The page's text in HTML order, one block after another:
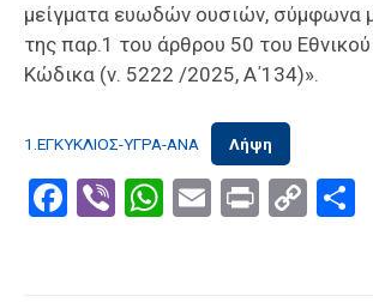
μείγματα ευωδών ουσιών, σύμφωνα
της παρ.1 του άρθρου 50 του
Κώδικα (ν. 5222 /2025, Α΄134)».
1.ΕΓΚΥΚΛΙΟΣ-ΥΓΡΑ-ΑΝΑ Λήψη
Facebook
ViberWhatsApp
EmailPrintCopy